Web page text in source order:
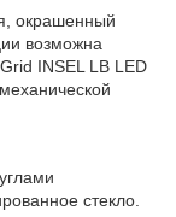
окрашенный
возможна
INSEL LB LED
стекло.